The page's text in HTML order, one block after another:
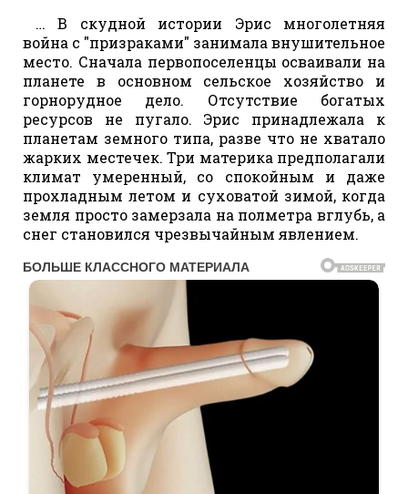
… В скудной истории Эрис многолетняя
война с "призраками" занимала внушительное
место. Сначала первопоселенцы осваивали на
планете в основном сельское хозяйство и
горнорудное дело. Отсутствие богатых
ресурсов не пугало. Эрис принадлежала к
планетам земного типа, разве что не хватало
жарких местечек. Три материка предполагали
климат умеренный, со спокойным и даже
прохладным летом и суховатой зимой, когда
земля просто замерзала на полметра вглубь, а
снег становился чрезвычайным явлением.